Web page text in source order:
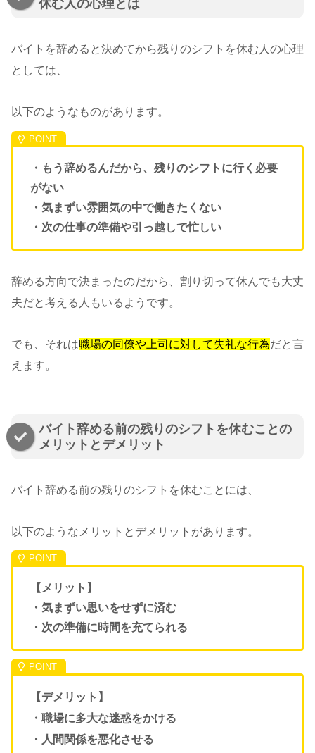
休む人の心理とは
バイトを辞めると決めてから残りのシフトを休む人の心理
としては、
以下のようなものがあります。
・もう辞めるんだから、残りのシフトに行く必要
がない
・気まずい雰囲気の中で働きたくない
・次の仕事の準備や引っ越しで忙しい
辞める方向で決まったのだから、割り切って休んでも大丈
夫だと考える人もいるようです。
でも、それは職場の同僚や上司に対して失礼な行為だと言
えます。
バイト辞める前の残りのシフトを休むことの
メリットとデメリット
バイト辞める前の残りのシフトを休むことには、
以下のようなメリットとデメリットがあります。
【メリット】
・気まずい思いをせずに済む
・次の準備に時間を充てられる
【デメリット】
・職場に多大な迷惑をかける
・人間関係を悪化させる